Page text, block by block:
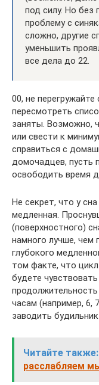
под силу. Но без
проблему с
сложно, другие
уменьшить
все дела до 22.
00, не
пересмотреть
заняты. Возможно,
или свести к
справиться с
домочадцев, пусть
освободить время
Не секрет, что у
медленная.
(поверхностного)
намного лучше, чем
глубокого
том факте, что
будете
часам (например, 6,
заводить
Читайте также:
расслабляем